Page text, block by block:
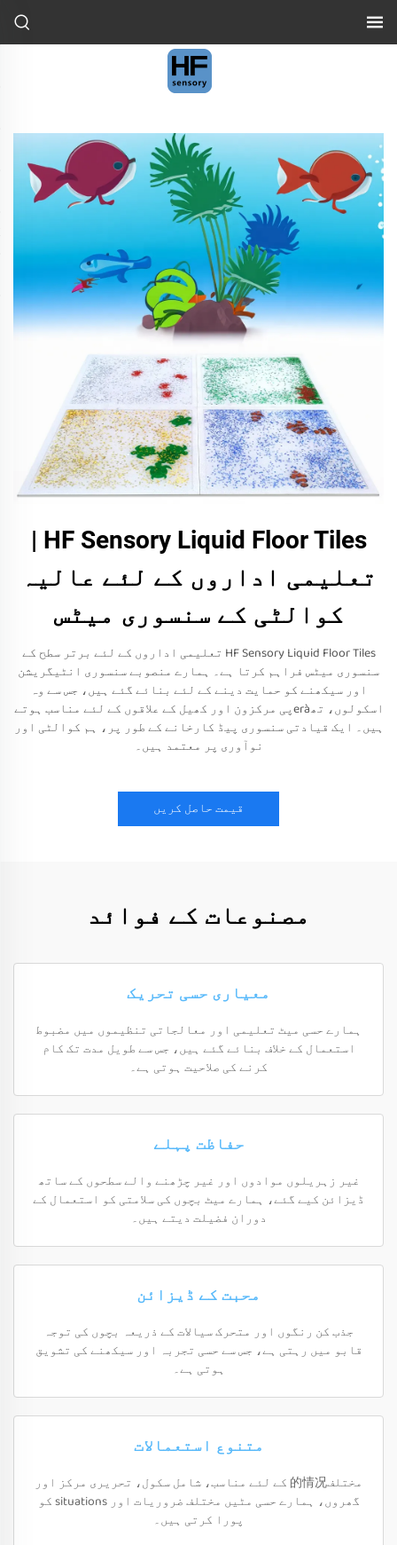
HF Sensory Liquid Floor Tiles |
تعلیمی اداروں کے لئے عالیہ
کوالٹی کے سنسوری میٹس
HF Sensory Liquid Floor Tiles تعلیمی اداروں کے لئے برتر سطح کے
سنسوری میٹس فراہم کرتا ہے۔ ہمارے منصوبے سنسوری انٹیگریشن
اور سیکھنے کو حمایت دینے کے لئے بنائے گئے ہیں، جس سے وہ
اسکولوں، تھeràپی مرکزون اور کھیل کے علاقوں کے لئے مناسب ہوتے
ہیں۔ ایک قیادتی سنسوری پیڈ کارخانے کے طور پر، ہم کوالٹی اور
نوآوری پر معتمد ہیں۔
قیمت حاصل کریں
مصنوعات کے فوائد
معیاری حسی تحریک
ہمارے حسی میٹ تعلیمی اور معالجاتی تنظیموں میں مضبوط
استعمال کے خلاف بنائے گئے ہیں، جس سے طویل مدت تک کام
کرنے کی صلاحیت ہوتی ہے۔
حفاظت پہلے
غیر زہریلوں موادوں اور غیر چڑھنے والے سطحوں کے ساتھ
ڈیزائن کیے گئے، ہمارے میٹ بچوں کی سلامتی کو استعمال کے
دوران فضیلت دیتے ہیں۔
محبت کے ڈیزائن
جذب کن رنگوں اور متحرک سیالات کے ذریعہ بچوں کی توجہ
قابو میں رہتی ہے، جس سے حسی تجربہ اور سیکھنے کی تشویق
ہوتی ہے۔
متنوع استعمالات
مختلف的情况 کے لئے مناسب، شامل سکول، تحریری مرکز اور
گھروں، ہمارے حسی مٹیں مختلف ضروریات اور situations کو
پورا کرتی ہیں۔